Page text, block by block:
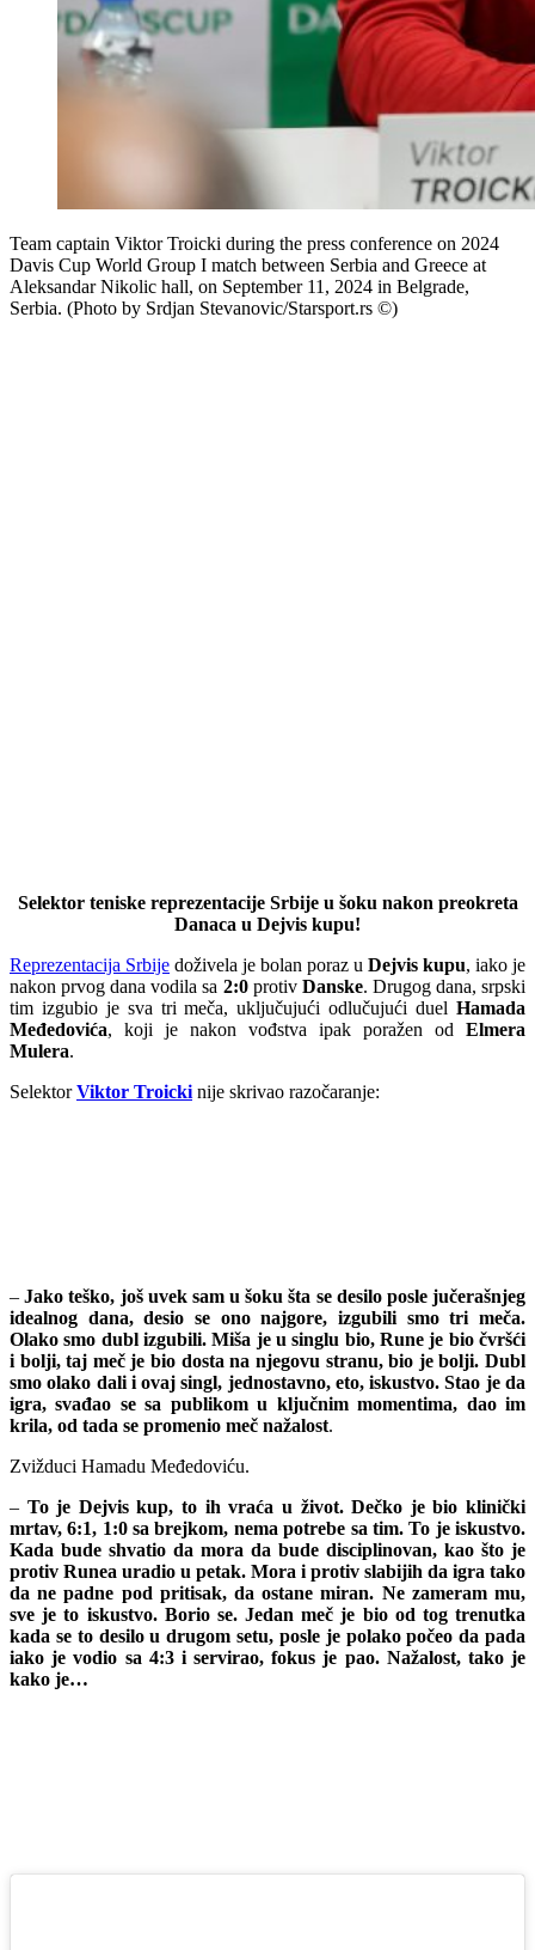
Team captain Viktor Troicki during the press conference on 2024
Davis Cup World Group I match between Serbia and Greece at
Aleksandar Nikolic hall, on September 11, 2024 in Belgrade,
Serbia. (Photo by Srdjan Stevanovic/Starsport.rs ©)
Selektor teniske reprezentacije Srbije u šoku nakon preokreta
Danaca u Dejvis kupu!
Reprezentacija Srbije doživela je bolan poraz u Dejvis kupu, iako je
nakon prvog dana vodila sa 2:0protiv Danske. Drugog dana, srpski
tim izgubio je sva tri meča, uključujući odlučujući duel Hamada
Međedovića, koji je nakon vođstva ipak poražen od Elmera
Mulera.
SelektorViktor Troicki nije skrivao razočaranje:
–Jako teško, još uvek sam u šoku šta se desilo posle jučerašnjeg
idealnog dana, desio se ono najgore, izgubili smo tri meča.
Olako smo dubl izgubili. Miša je u singlu bio, Rune je bio čvršći
i bolji, taj meč je bio dosta na njegovu stranu, bio je bolji. Dubl
smo olako dali i ovaj singl, jednostavno, eto, iskustvo. Stao je da
igra, svađao se sa publikom u ključnim momentima, dao im
krila, od tada se promenio meč nažalost.
Zvižduci Hamadu Međedoviću.
– To je Dejvis kup, to ih vraća u život. Dečko je bio klinički
mrtav, 6:1, 1:0 sa brejkom, nema potrebe sa tim. To je iskustvo.
Kada bude shvatio da mora da bude disciplinovan, kao što je
protiv Runea uradio u petak. Mora i protiv slabijih da igra tako
da ne padne pod pritisak, da ostane miran. Ne zameram mu,
sve je to iskustvo. Borio se. Jedan meč je bio od tog trenutka
kada se to desilo u drugom setu, posle je polako počeo da pada
iako je vodio sa 4:3 i servirao, fokus je pao. Nažalost, tako je
kako je…